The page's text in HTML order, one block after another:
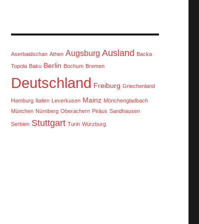
Aserbaidschan Athen Augsburg Ausland Backa
Topola Baku Berlin Bochum Bremen
Deutschland Freiburg Griechenland
Hamburg Italien Leverkusen Mainz Mönchengladbach
München Nürnberg Oberachern Piräus Sandhausen
Serbien Stuttgart Turin Würzburg